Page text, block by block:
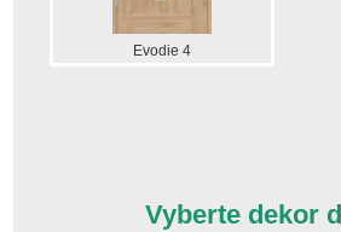
Evodie 4
Vyberte dekor